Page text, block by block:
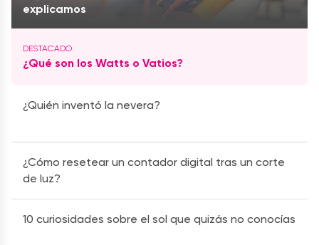
explicamos
¿Qué son los Watts o Vatios?
¿Quién inventó la nevera?
¿Cómo resetear un contador digital tras un corte
de luz?
10 curiosidades sobre el sol que quizás no conocías